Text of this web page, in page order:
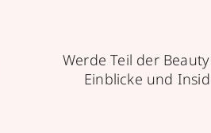
Werde Teil der
Einblicke und